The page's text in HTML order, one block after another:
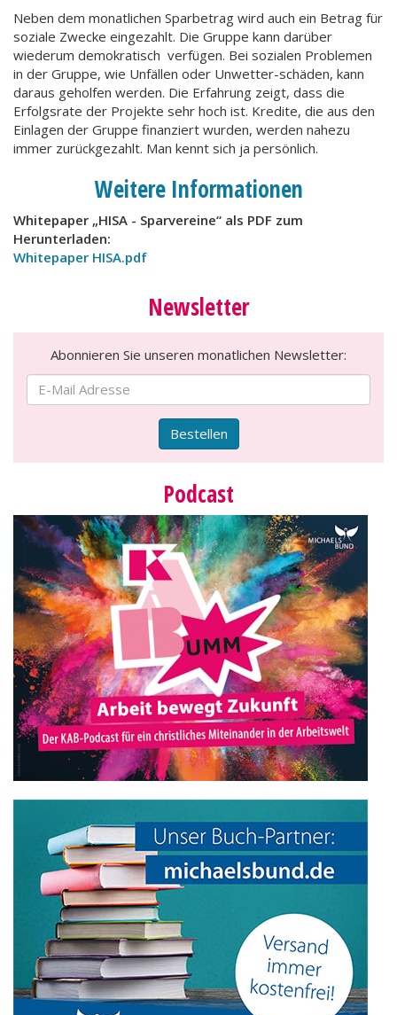
Neben dem monatlichen Sparbetrag wird auch ein Betrag für
soziale Zwecke eingezahlt. Die Gruppe kann darüber
wiederum demokratisch verfügen. Bei sozialen Problemen
in der Gruppe, wie Unfällen oder Unwetter-schäden, kann
daraus geholfen werden. Die Erfahrung zeigt, dass die
Erfolgsrate der Projekte sehr hoch ist. Kredite, die aus den
Einlagen der Gruppe finanziert wurden, werden nahezu
immer zurückgezahlt. Man kennt sich ja persönlich.
Weitere Informationen
Whitepaper „HISA - Sparvereine“ als PDF zum
Herunterladen:
Whitepaper HISA.pdf
Newsletter
Abonnieren Sie unseren monatlichen Newsletter:
Bestellen
Podcast